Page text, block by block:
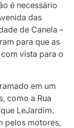
é necessário
das
de Canela –
para que as
vista para o
em um
como a Rua
LeJardim.
pelos motores,